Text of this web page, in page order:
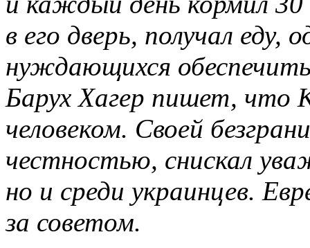
в его дверь, получал еду,
нуждающихся
Барух Хагер пишет, что
человеком. Своей
честностью, снискал
но и среди украинцев.
за советом.